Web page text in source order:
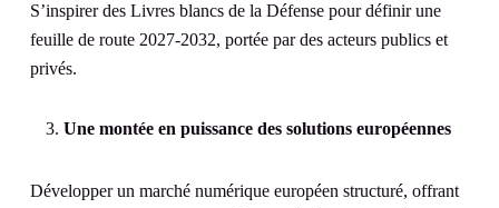
S’inspirer des Livres blancs de la Défense pour définir une
feuille de route 2027-2032, portée par des acteurs publics et
privés.
Une montée en puissance des solutions européennes
Développer un marché numérique européen structuré, offrant